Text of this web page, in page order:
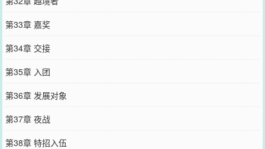
第33章 嘉奖
第34章 交接
第35章 入团
第36章 发展对象
第37章 夜战
第38章 特招入伍